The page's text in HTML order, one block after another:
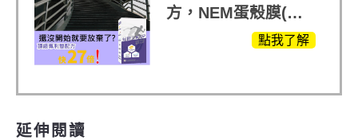
方，NEM蛋殼膜(蛋
白聚醣)+UCll原裝進
點我了解
延伸閱讀